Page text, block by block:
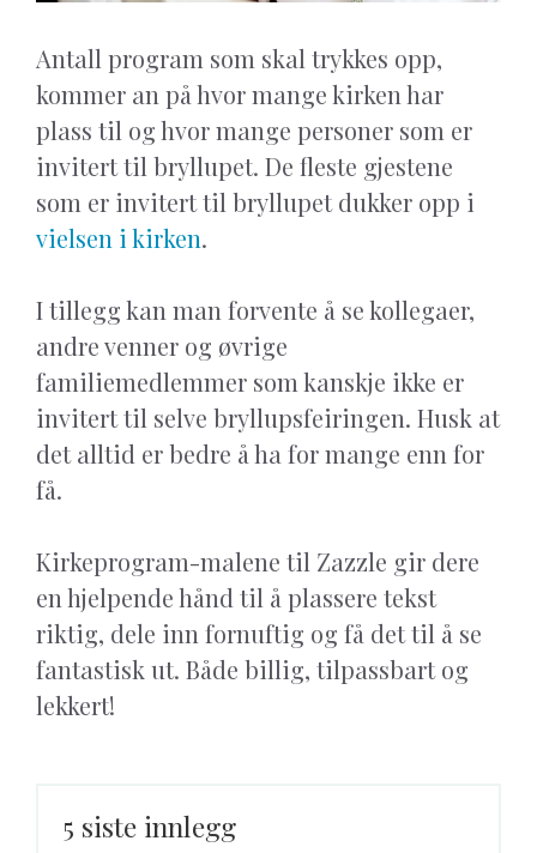
Antall program som skal trykkes opp,
kommer an på hvor mange kirken har
plass til og hvor mange personer som er
invitert til bryllupet. De fleste gjestene
som er invitert til bryllupet dukker opp i
vielsen i kirken.
I tillegg kan man forvente å se kollegaer,
andre venner og øvrige
familiemedlemmer som kanskje ikke er
invitert til selve bryllupsfeiringen. Husk at
det alltid er bedre å ha for mange enn for
få.
Kirkeprogram-malene til Zazzle gir dere
en hjelpende hånd til å plassere tekst
riktig, dele inn fornuftig og få det til å se
fantastisk ut. Både billig, tilpassbart og
lekkert!
5 siste innlegg